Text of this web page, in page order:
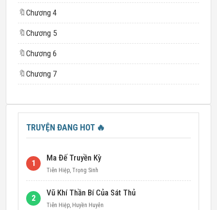
🔖 Chương 4
🔖 Chương 5
🔖 Chương 6
🔖 Chương 7
TRUYỆN ĐANG HOT 🔥
1
Ma Đế Truyền Kỳ
Tiên Hiệp, Trọng Sinh
2
Vũ Khí Thần Bí Của Sát Thủ
Tiên Hiệp, Huyền Huyễn